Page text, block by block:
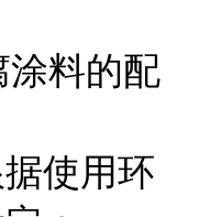
料的配
使用环